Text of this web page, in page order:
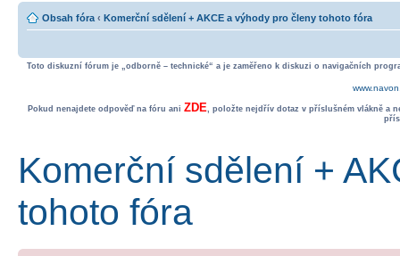
Obsah fóra ‹ Komerční sdělení + AKCE a výhody pro členy tohoto fóra
Toto diskuzní fórum je „odborně – technické“ a je zaměřeno k diskuzi o navigačních
Pokud nenajdete odpověď na fóru ani ZDE, položte nejdřív dotaz v příslušném vlákně a
Komerční sdělení +
tohoto fóra